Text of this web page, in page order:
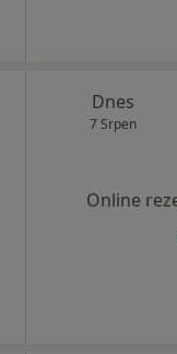
Dnes
7 Srpen
Online